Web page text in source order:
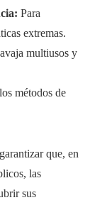
Para
extremas.
multiusos y
métodos de
que, en
las
sus